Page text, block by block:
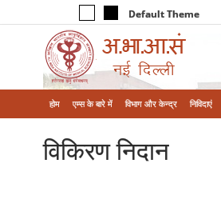
Default Theme
होम एम्‍स के बारे में विभाग और केन्‍द्र निविदाएं
विकिरण निदान